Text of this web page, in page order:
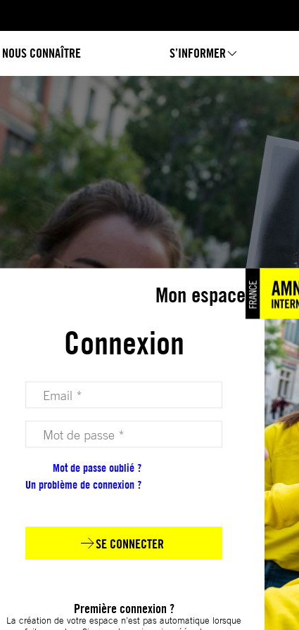
NOUS CONNAÎTRE S’INFORMER
Mon espace
Connexion
Votre adresse email (obligatoire)
Votre mot de passe (obligatoire)
Mot de passe oublié ?
Un problème de connexion ?
SE CONNECTER
Première connexion ?
La création de votre espace n’est pas automatique lorsque